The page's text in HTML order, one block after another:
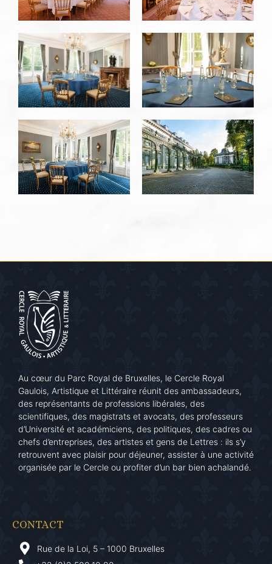
Au cœur du Parc Royal de Bruxelles, le Cercle Royal
Gaulois, Artistique et Littéraire réunit des ambassadeurs,
des représentants de professions libérales, des
scientifiques, des magistrats et avocats, des professeurs
d’Université et académiciens, des politiques, des cadres ou
chefs d’entreprises, des artistes et gens de Lettres : ils s’y
retrouvent avec plaisir pour déjeuner, assister à une activité
organisée par le Cercle ou profiter d’un bar bien achalandé.
CONTACT
Rue de la Loi, 5 – 1000 Bruxelles